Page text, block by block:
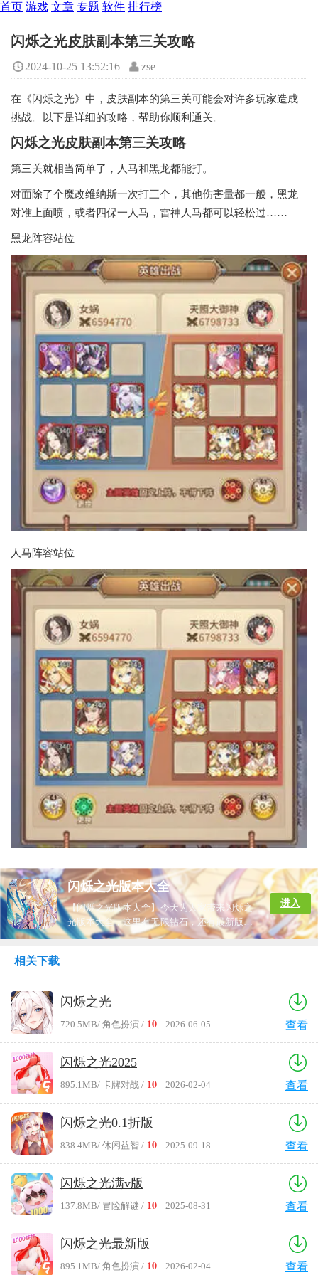
首页 游戏 文章 专题 软件 排行榜
闪烁之光皮肤副本第三关攻略
2024-10-25 13:52:16 zse
在《闪烁之光》中，皮肤副本的第三关可能会对许多玩家造成
挑战。以下是详细的攻略，帮助你顺利通关。
闪烁之光皮肤副本第三关攻略
第三关就相当简单了，人马和黑龙都能打。
对面除了个魔改维纳斯一次打三个，其他伤害量都一般，黑龙
对准上面喷，或者四保一人马，雷神人马都可以轻松过……
黑龙阵容站位
人马阵容站位
闪烁之光版本大全
【闪烁之光版本大全】今天为大家带来闪烁之
光版本大全，这里有无限钻石，还有最新版等
等，不同版本的玩法都是不一样的，超多精美
进入
相关下载
闪烁之光
720.5MB/ 角色扮演 / 10 2026-06-05 查看
闪烁之光2025
895.1MB/ 卡牌对战 / 10 2026-02-04 查看
闪烁之光0.1折版
838.4MB/ 休闲益智 / 10 2025-09-18 查看
闪烁之光满v版
137.8MB/ 冒险解谜 / 10 2025-08-31 查看
闪烁之光最新版
895.1MB/ 角色扮演 / 10 2026-02-04 查看